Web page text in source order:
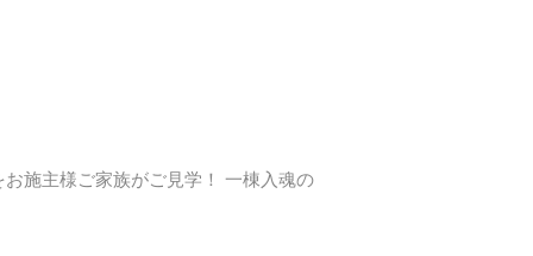
施主様ご家族がご見学！ 一棟入魂の